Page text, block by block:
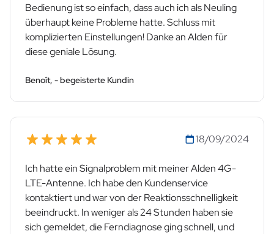
Bedienung ist so einfach, dass auch ich als Neuling
überhaupt keine Probleme hatte. Schluss mit
komplizierten Einstellungen! Danke an Alden für
diese geniale Lösung.
Benoît, - begeisterte Kundin
18/09/2024
Ich hatte ein Signalproblem mit meiner Alden 4G-
LTE-Antenne. Ich habe den Kundenservice
kontaktiert und war von der Reaktionsschnelligkeit
beeindruckt. In weniger als 24 Stunden haben sie
sich gemeldet, die Ferndiagnose ging schnell, und